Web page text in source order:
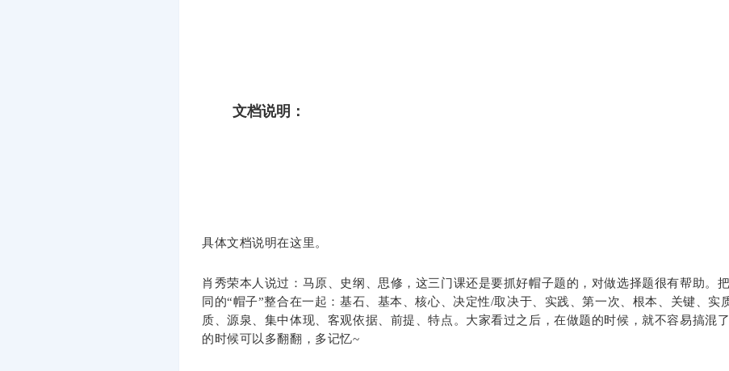
文档说明：
具体文档说明在这里。
肖秀荣本人说过：马原、史纲、思修，这三门课还是要抓好帽子题的，对做选择题很有帮助。
同的“帽子”整合在一起：基石、基本、核心、决定性/取决于、实践、第一次、根本、关键、实
质、源泉、集中体现、客观依据、前提、特点。大家看过之后，在做题的时候，就不容易搞混
的时候可以多翻翻，多记忆~